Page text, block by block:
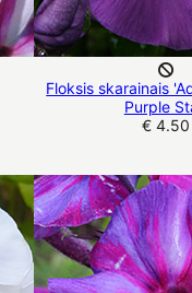
Floksis skarainais
Purple
€ 4.50